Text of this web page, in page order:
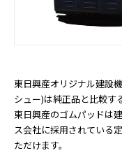
東日興産オリジナル建設
シュー)は純正品と比較す
東日興産のゴムパッドは
ス会社に採用されている
ただけます。